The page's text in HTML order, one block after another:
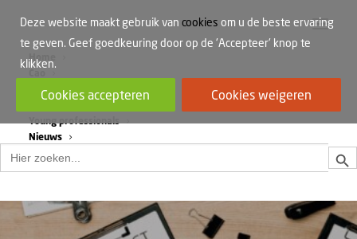
Home
Werkdruk
Vrouwen in de bouw
Young professionals
Nieuws
Zoek
naar:
Deze website maakt gebruik van cookies om u de beste ervaring
te geven. Geef goedkeuring door op de 'Accepteer' knop te
klikken.
Cookies accepteren Cookies weigeren